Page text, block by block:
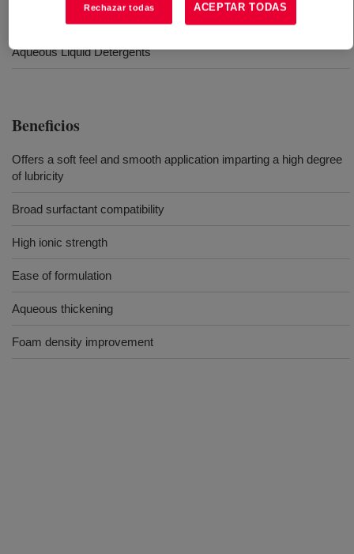
Aqueous Liquid Detergents
Beneficios
Offers a soft feel and smooth application imparting a high degree
of lubricity
Broad surfactant compatibility
High ionic strength
Ease of formulation
Aqueous thickening
Foam density improvement
Rechazar todas ACEPTAR TODAS